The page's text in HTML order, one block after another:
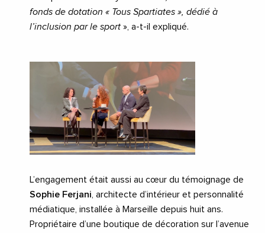
fonds de dotation « Tous Spartiates », dédié à
l’inclusion par le sport », a-t-il expliqué.
L’engagement était aussi au cœur du témoignage de
Sophie Ferjani , architecte d’intérieur et personnalité
médiatique, installée à Marseille depuis huit ans.
Propriétaire d’une boutique de décoration sur l’avenue